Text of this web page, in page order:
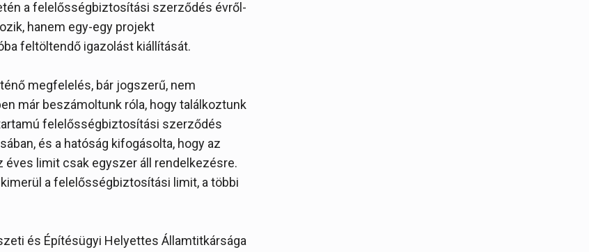
a felelősségbiztosítási szerződés évről-
hanem egy-egy projekt
feltöltendő igazolást kiállítását.
megfelelés, bár jogszerű, nem
már beszámoltunk róla, hogy találkoztunk
felelősségbiztosítási szerződés
és a hatóság kifogásolta, hogy az
limit csak egyszer áll rendelkezésre.
a felelősségbiztosítási limit, a többi
és Építésügyi Helyettes Államtitkársága